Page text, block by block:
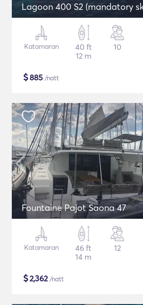
Lagoon 400 S2 (mandatory
Katamaran
40 ft
12 m
10
$885 /natt
Fountaine Pajot Saona 47
Katamaran
46 ft
14 m
12
$2,362/natt